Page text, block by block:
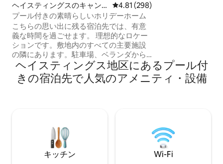
ヘイスティングスのキャン
ピングカー・RV
レビュー298件、5つ星中4.81つ
4.81 (298)
プール付きの素晴らしいホリデーホーム
こちらの思い出に残る宿泊先では、有意
義な時間を過ごせます。 理想的なロケー
ションです。敷地内のすべての主要施設
の隣にあります。駐車場、ベランダから
海が見える3ベッドルームで6名様が宿泊
できます。無料の紅茶、コーヒー、砂
糖、寝具、ハンドタオルのみが用意され
たはアーリーチェックインには1時間につ
き10ポンドの追加料金がかかります。 11
月18日からハブンの施設は閉鎖され、3月
1日に再開しますのでご注意ください。
コテージを楽しむ
ヘイスティングス地区にあるプール付
きの宿泊先で人気のアメニティ・設備
キッチン Wi-Fi